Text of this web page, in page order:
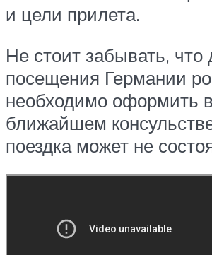
и цели прилета.
Не стоит забывать, что
посещения Германии
необходимо оформить
ближайшем
поездка может не